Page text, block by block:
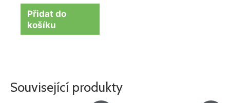
Přidat do
košíku
Související produkty